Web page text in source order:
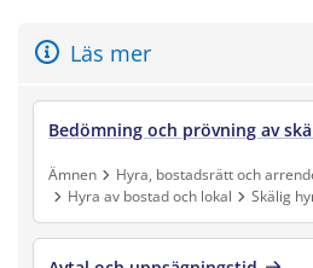
Läs mer
Bedömning och prövning av
Ämnen
Hyra, bostadsrätt och
Hyra av bostad och lokal
Skälig
Finns under:Ämnen, Hyra, bostadsrätt